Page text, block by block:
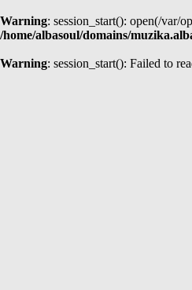
Warning: session_start(): open(/var/
/home/albasoul/domains/
Warning: session_start(): Failed to